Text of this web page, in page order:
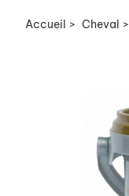
Accueil > Cheval >